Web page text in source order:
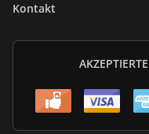
Kontakt